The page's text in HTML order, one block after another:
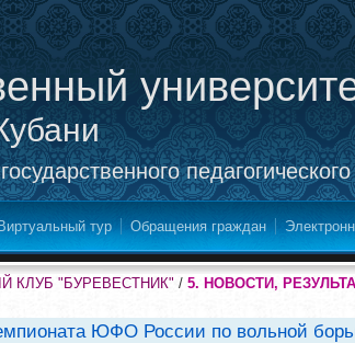
педагогического
тур Обращения граждан
КЛУБ "БУРЕВЕСТНИК" / 5. НОВОСТИ,
ЮФО России по вольной